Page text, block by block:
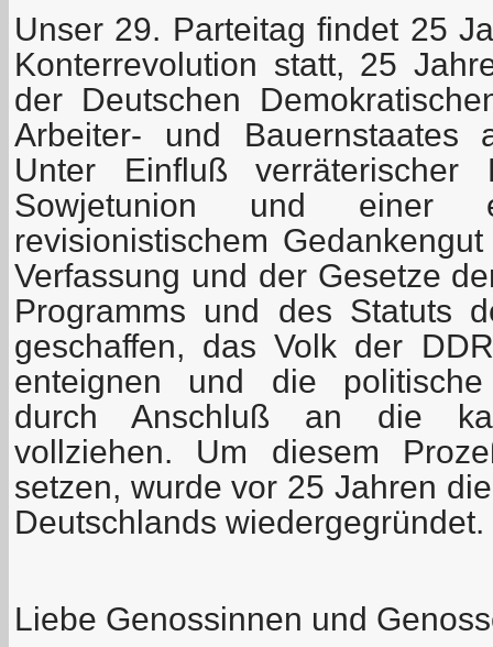
Unser 29. Parteitag findet 25
Konterrevolution statt, 25
der Deutschen
Arbeiter- und Bauernstaates
Unter Einfluß verräterischer
Sowjetunion und einer
revisionistischem
Verfassung und der Gesetze
Programms und des Statuts
geschaffen, das Volk der
enteignen und die
durch Anschluß an die
vollziehen. Um diesem
setzen, wurde vor 25 Jahren
Deutschlands wiedergegründet.
Liebe Genossinnen und